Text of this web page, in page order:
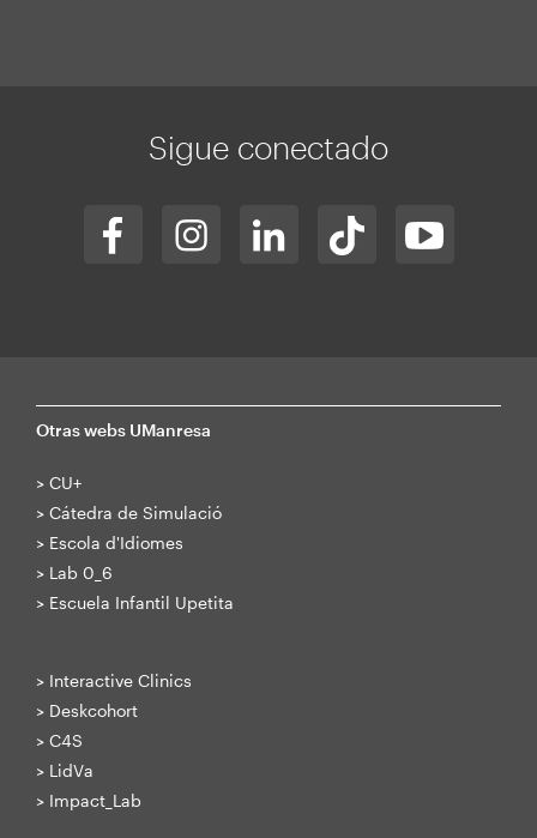
Sigue conectado
Otras webs UManresa
> CU+
> Cátedra de Simulació
> Escola d'Idiomes
> Lab 0_6
> Escuela Infantil Upetita
> Interactive Clinics
> Deskcohort
> C4S
> LidVa
> Impact_Lab